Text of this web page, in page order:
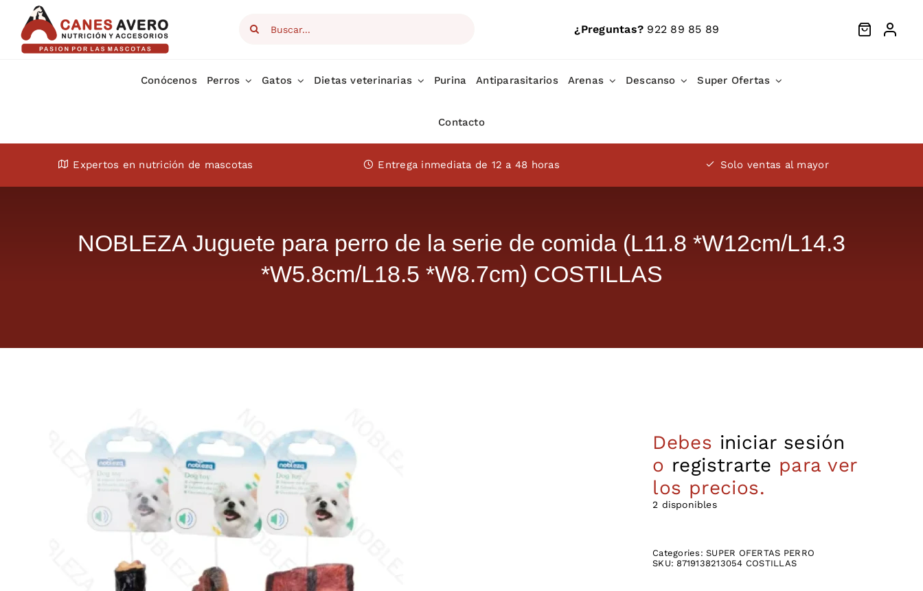
content
Search
¿Preguntas? 922 89 85 89
Conócenos Perros Gatos Dietas veterinarias Purina Antiparasitarios Arenas Descanso Super Ofertas
Contacto
Expertos en nutrición de mascotas Entrega inmediata de 12 a 48 horas Solo ventas al mayor
NOBLEZA Juguete para perro de la serie de comida (L11.8 *W12cm/L14.3
*W5.8cm/L18.5 *W8.7cm) COSTILLAS
Debes iniciar sesión
o registrarte para ver
los precios.
2 disponibles
Categories:SUPER OFERTAS PERRO
SKU: 8719138213054 COSTILLAS